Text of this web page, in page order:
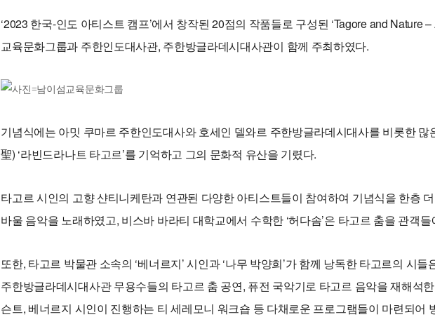
‘2023 한국-인도 아티스트 캠프’에서 창작된 20점의 작품들로 구성된 ‘Tagore and
교육문화그룹과 주한인도대사관, 주한방글라데시대사관이 함께 주최하였다.
기념식에는 아밋 쿠마르 주한인도대사와 호세인 델와르 주한방글라데시대사를 비롯한 많
聖) ‘라빈드라나트 타고르’를 기억하고 그의 문화적 유산을 기렸다.
타고르 시인의 고향 샨티니케탄과 연관된 다양한 아티스트들이 참여하여 기념식을 한층
바울 음악을 노래하였고, 비스바 바라티 대학교에서 수학한 ‘허다솜’은 타고르 춤을 관객
또한, 타고르 박물관 소속의 ‘베너르지’ 시인과 ‘나무 박양희’가 함께 낭독한 타고르의 시
주한방글라데시대사관 무용수들의 타고르 춤 공연, 퓨전 국악기로 타고르 음악을 재해석
슨트, 베너르지 시인이 진행하는 티 세레모니 워크숍 등 다채로운 프로그램들이 마련되어